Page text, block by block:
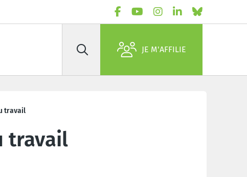
Rechercher JE M'AFFILIE
travail
travail